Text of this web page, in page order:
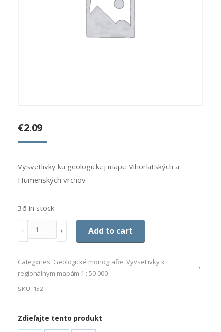
€2.09
Vysvetlivky ku geologickej mape Vihorlatských a
Humenských vrchov
36 in stock
Quantity
﹣ ﹢ Add to cart
Categories: Geologické monografie,Vyvsetlivky k
regionálnym mapám 1 : 50 000
SKU: 152
Zdieľajte tento produkt